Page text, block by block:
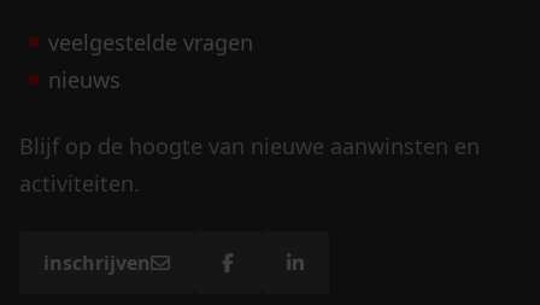
veelgestelde vragen
nieuws
Blijf op de hoogte van nieuwe aanwinsten en
activiteiten.
inschrijven